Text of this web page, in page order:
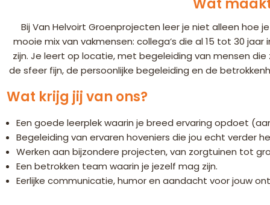
Wat
Bij Van Helvoirt Groenprojecten leer je niet alleen
mooie mix van vakmensen: collega’s die al 15 tot 30
zijn. Je leert op locatie, met begeleiding van mensen
de sfeer fijn, de persoonlijke begeleiding en de
Wat krijg jij van ons?
Een goede leerplek waarin je breed ervaring opdoet
Begeleiding van ervaren hoveniers die jou echt verder
Werken aan bijzondere projecten, van zorgtuinen tot
Een betrokken team waarin je jezelf mag zijn.
Eerlijke communicatie, humor en aandacht voor jouw